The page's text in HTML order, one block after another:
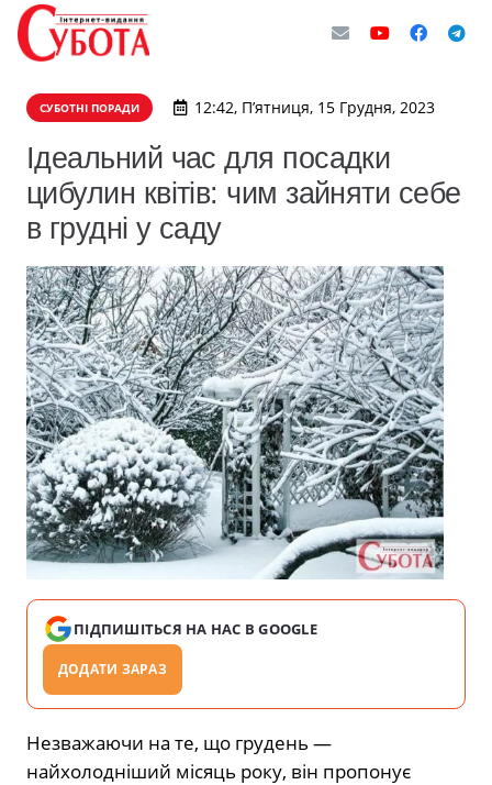
СУБОТНІ ПОРАДИ 12:42, П’ятниця, 15 Грудня, 2023
Ідеальний час для посадки
цибулин квітів: чим зайняти себе
в грудні у саду
ПІДПИШІТЬСЯ НА НАС В GOOGLE
ДОДАТИ ЗАРАЗ
Незважаючи на те, що грудень —
найхолодніший місяць року, він пропонує